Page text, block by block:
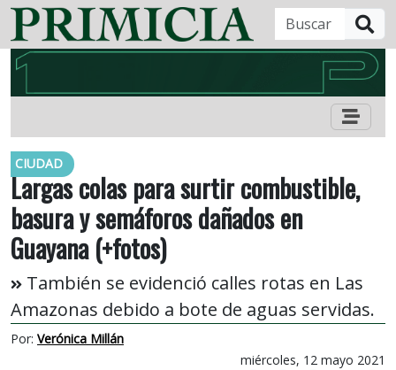
CIUDAD
Largas colas para surtir combustible,
basura y semáforos dañados en
Guayana (+fotos)
También se evidenció calles rotas en Las
Amazonas debido a bote de aguas servidas.
Por: Verónica Millán
miércoles, 12 mayo 2021